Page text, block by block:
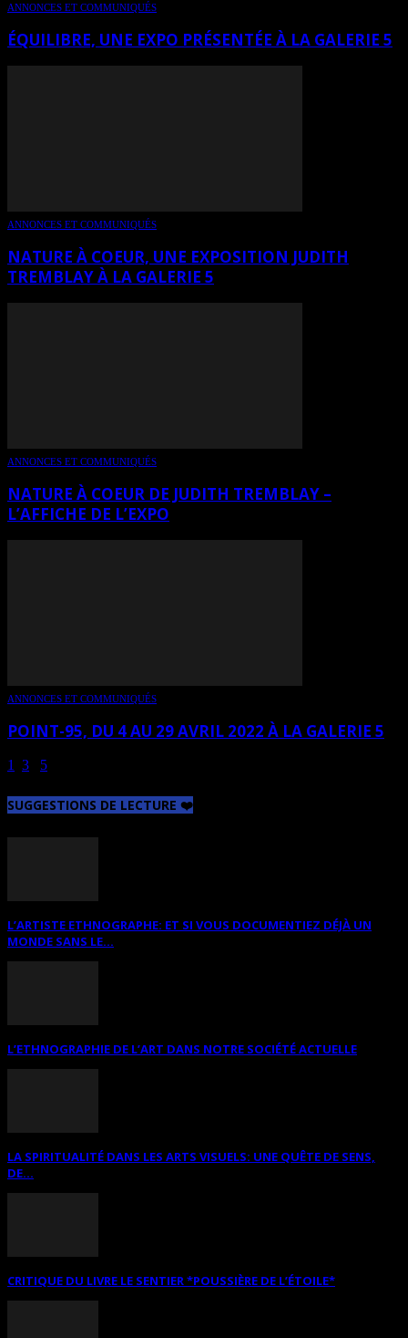
ANNONCES ET COMMUNIQUÉS
ÉQUILIBRE, UNE EXPO PRÉSENTÉE À LA GALERIE 5
ANNONCES ET COMMUNIQUÉS
NATURE À COEUR, UNE EXPOSITION JUDITH
TREMBLAY À LA GALERIE 5
ANNONCES ET COMMUNIQUÉS
NATURE À COEUR DE JUDITH TREMBLAY –
L’AFFICHE DE L’EXPO
ANNONCES ET COMMUNIQUÉS
POINT-95, DU 4 AU 29 AVRIL 2022 À LA GALERIE 5
1 3 5
SUGGESTIONS DE LECTURE ❤️
L’ARTISTE ETHNOGRAPHE: ET SI VOUS DOCUMENTIEZ DÉJÀ UN
MONDE SANS LE...
L’ETHNOGRAPHIE DE L’ART DANS NOTRE SOCIÉTÉ ACTUELLE
LA SPIRITUALITÉ DANS LES ARTS VISUELS: UNE QUÊTE DE SENS,
DE...
CRITIQUE DU LIVRE LE SENTIER *POUSSIÈRE DE L’ÉTOILE*